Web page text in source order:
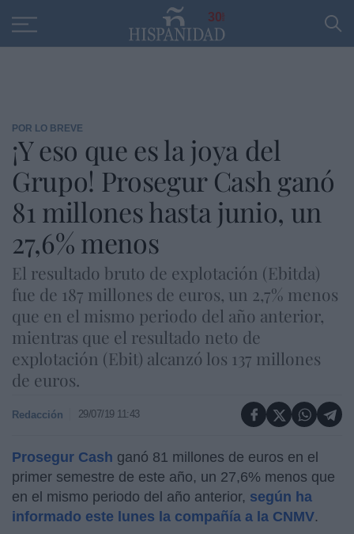
30
POR LO BREVE
¡Y eso que es la joya del
Grupo! Prosegur Cash ganó
81 millones hasta junio, un
27,6% menos
El resultado bruto de explotación (Ebitda)
fue de 187 millones de euros, un 2,7% menos
que en el mismo periodo del año anterior,
mientras que el resultado neto de
explotación (Ebit) alcanzó los 137 millones
de euros.
Redacción 29/07/19 11:43
Prosegur Cash ganó 81 millones de euros en el
primer semestre de este año, un 27,6% menos que
en el mismo periodo del año anterior, según ha
informado este lunes la compañía a la CNMV.